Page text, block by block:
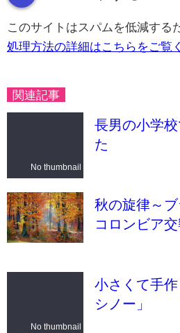
このサイトはスパムを低減する
処理方法の詳細はこちらをご覧
関連記事
No thumbnail
長男の小学
た
秋の旋律～
コロンビア
No thumbnail
小さくて手
シノー」